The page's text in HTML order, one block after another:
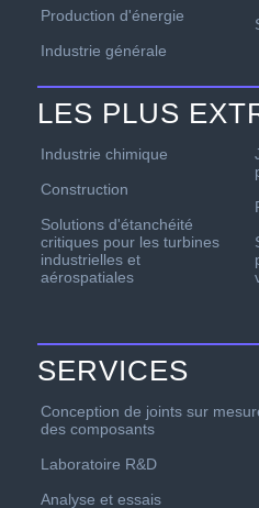
Production d'énergie
Industrie générale
LES PLUS
Industrie chimique
Construction
Solutions d'étanchéité
critiques pour les turbines
industrielles et
aérospatiales
SERVICES
Conception de joints sur
des composants
Laboratoire R&D
Analyse et essais